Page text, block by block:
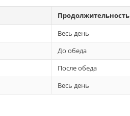
Продолжительность
Весь день
До обеда
После обеда
Весь день